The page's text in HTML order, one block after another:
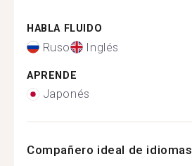
HABLA FLUIDO
Ruso Inglés
APRENDE
Japonés
Compañero ideal de idiomas